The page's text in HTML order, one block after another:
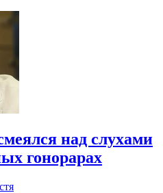
над слухами
гонорарах